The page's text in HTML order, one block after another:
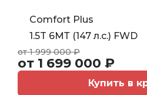
Comfort Plus
1.5T 6МТ (147 л.с.) FWD
от 1 999 000 ₽
от 1 699 000 ₽
Купить в